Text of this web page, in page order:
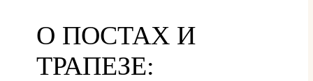
О ПОСТАХ И
ТРАПЕЗЕ: